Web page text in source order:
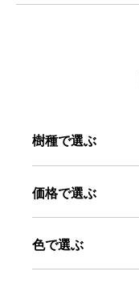
樹種で選ぶ
価格で選ぶ
色で選ぶ